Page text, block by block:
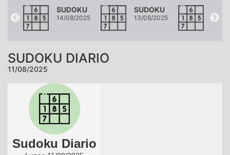
SUDOKU
14/08/2025
SUDOKU
13/08/2025 12/
SUDOKU DIARIO
11/08/2025
Sudoku Diario